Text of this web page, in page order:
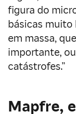
figura do
básicas
em massa,
importante,
catástrofes.”
Mapfre,